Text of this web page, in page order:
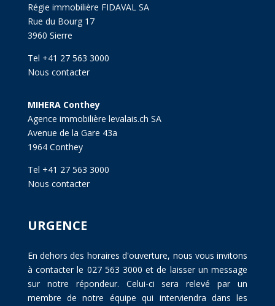
Régie immobilière FIDAVAL SA
Rue du Bourg 17
3960 Sierre
Tel +41 27 563 3000
Nous contacter
MIHERA Conthey
Agence immobilière levalais.ch SA
Avenue de la Gare 43a
1964 Conthey
Tel +41 27 563 3000
Nous contacter
URGENCE
En dehors des horaires d'ouverture, nous vous invitons
à contacter le 027 563 3000 et de laisser un message
sur notre répondeur. Celui-ci sera relevé par un
membre de notre équipe qui interviendra dans les